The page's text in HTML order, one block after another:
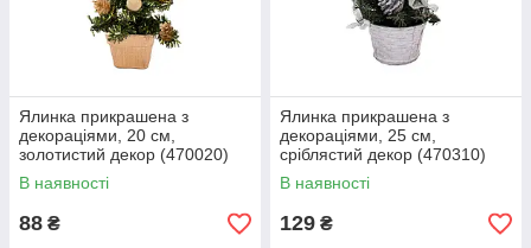
Ялинка прикрашена з
декораціями, 20 см,
золотистий декор (470020)
В наявності
88 ₴
Ялинка прикрашена з
декораціями, 25 см,
сріблястий декор (470310)
В наявності
129 ₴